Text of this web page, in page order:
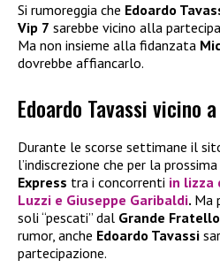
Si rumoreggia che Edoardo
Vip 7 sarebbe vicino alla
Ma non insieme alla fidanzata
dovrebbe affiancarlo.
Edoardo Tavassi vicino
Durante le scorse settimane il
l’indiscrezione che per la
Express tra i concorrenti in lizza
Luzzi e Giuseppe Garibaldi. Ma
soli “pescati” dal Grande Fratello
rumor, anche Edoardo Tavassi
partecipazione.